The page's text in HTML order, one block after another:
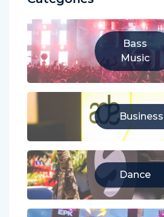
Bass
Music
Business
Dance